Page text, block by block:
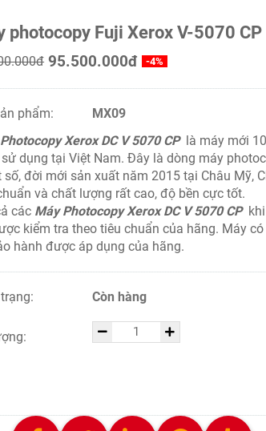
photocopy Fuji Xerox V-5070 CP
95.500.000đ -4%
phẩm:
MX09
Xerox DC V 5070 CP là máy mới
dụng tại Việt Nam. Đây là dòng máy
số, đời mới sản xuất năm 2015 tại Châu Mỹ,
và chất lượng rất cao, độ bền cực tốt.
các Máy Photocopy Xerox DC V 5070 CP
kiểm tra theo tiêu chuẩn của hãng. Máy
hành được áp dụng của hãng.
Còn hàng